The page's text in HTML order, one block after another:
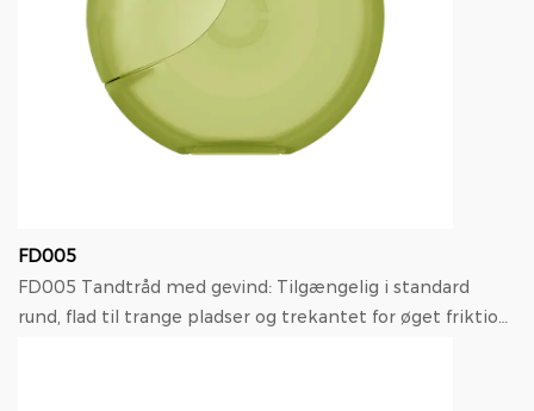
FD005
FD005 Tandtråd med gevind: Tilgængelig i standard
rund, flad til trange pladser og trekantet for øget friktion,